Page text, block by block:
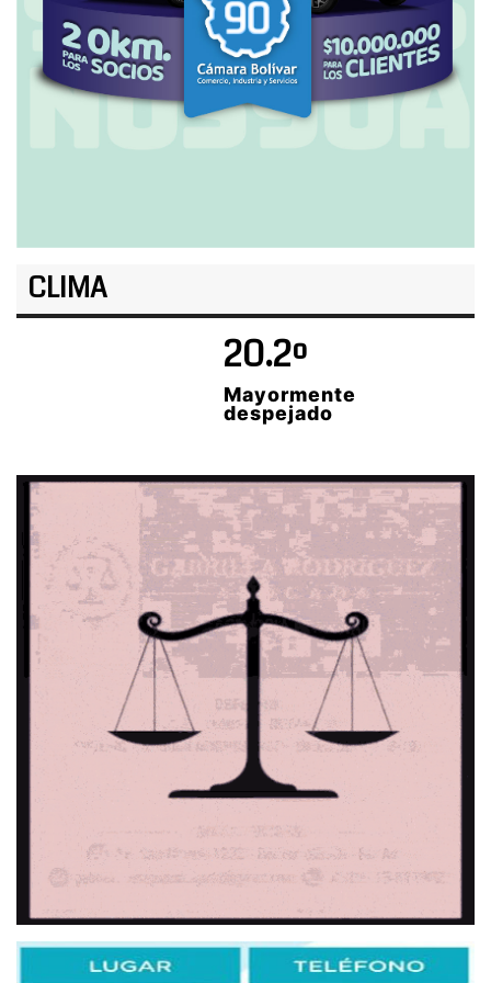
CLIMA
20.2º
Mayormente
despejado